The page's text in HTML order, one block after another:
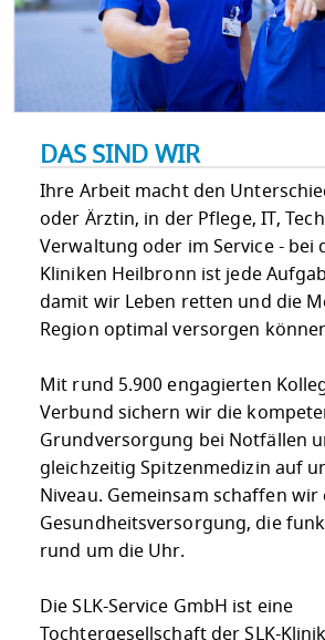
DAS SIND WIR
Ihre Arbeit macht den
oder Ärztin, in der Pflege, IT,
Verwaltung oder im Service - bei
Kliniken Heilbronn ist jede
damit wir Leben retten und die
Region optimal versorgen
Mit rund 5.900 engagierten
Verbund sichern wir die
Grundversorgung bei Notfällen
gleichzeitig Spitzenmedizin auf
Niveau. Gemeinsam schaffen wir
Gesundheitsversorgung, die
rund um die Uhr.
Die SLK-Service GmbH ist eine
Tochtergesellschaft der SLK-